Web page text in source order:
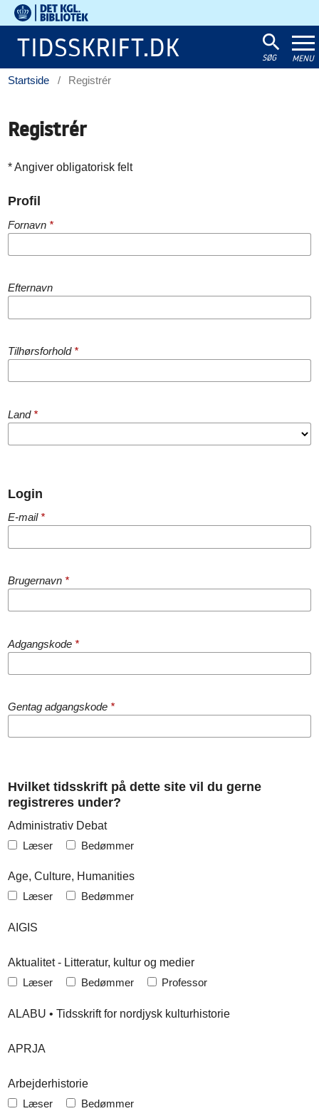
Det
Kgl.
Bibliotek
SØG MENU
TIDSSKRIFT.DK
Startside / Registrér
Registrér
* Angiver obligatorisk felt
Profil
Fornavn *
Efternavn
Tilhørsforhold *
Land *
Login
E-mail *
Brugernavn *
Adgangskode *
Gentag adgangskode *
Hvilket tidsskrift på dette site vil du gerne
registreres under?
Administrativ Debat
Læser Bedømmer
Age, Culture, Humanities
Læser Bedømmer
AIGIS
Aktualitet - Litteratur, kultur og medier
Læser Bedømmer Professor
ALABU • Tidsskrift for nordjysk kulturhistorie
APRJA
Arbejderhistorie
Læser Bedømmer